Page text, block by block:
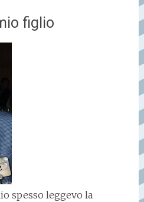
figlio
spesso leggevo la